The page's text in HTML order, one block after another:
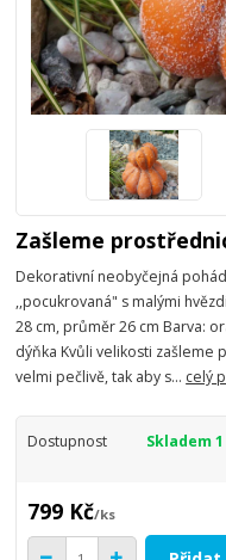
Zašleme
Dekorativní neobyčejná
,,pocukrovaná" s malými
28 cm, průměr 26 cm Barva:
dýňka Kvůli velikosti zašleme
velmi pečlivě, tak aby s... celý
Dostupnost Skladem
799 Kč/ks